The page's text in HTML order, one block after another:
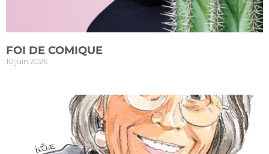
FOI DE COMIQUE
10 juin 2026